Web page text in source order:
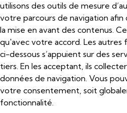
utilisons des outils de mesure
votre parcours de navigation afin
la mise en avant des contenus.
qu'avec votre accord. Les autres
ci-dessous s’appuient sur des
tiers. En les acceptant, ils
données de navigation. Vous
votre consentement, soit
fonctionnalité.